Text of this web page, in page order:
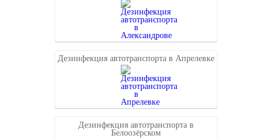
Дезинфекция автотранспорта в Апрелевке
Дезинфекция автотранспорта в
Белоозёрском